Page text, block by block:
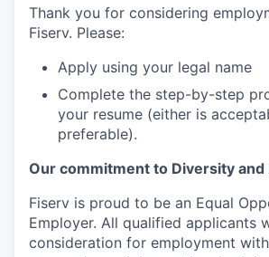
Thank you for considering
Fiserv. Please:
Apply using your legal name
Complete the step-by-step
your resume (either is
preferable).
Our commitment to Diversity and
Fiserv is proud to be an Equal
Employer. All qualified applicants
consideration for employment